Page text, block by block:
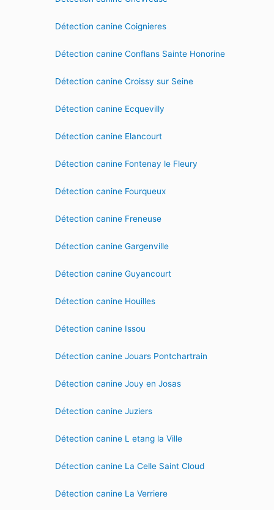
Détection canine Coignieres
Détection canine Conflans Sainte Honorine
Détection canine Croissy sur Seine
Détection canine Ecquevilly
Détection canine Elancourt
Détection canine Fontenay le Fleury
Détection canine Fourqueux
Détection canine Freneuse
Détection canine Gargenville
Détection canine Guyancourt
Détection canine Houilles
Détection canine Issou
Détection canine Jouars Pontchartrain
Détection canine Jouy en Josas
Détection canine Juziers
Détection canine L etang la Ville
Détection canine La Celle Saint Cloud
Détection canine La Verriere